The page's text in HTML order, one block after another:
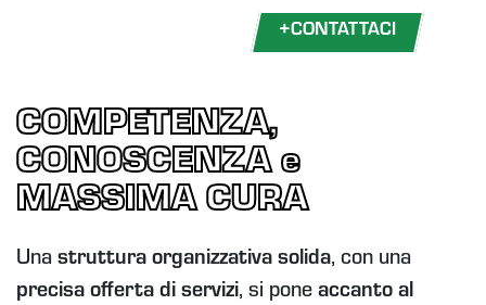
+CONTATTACI
COMPETENZA,
CONOSCENZA e
MASSIMA CURA
Una struttura organizzativa solida, con una
precisa offerta di servizi, si pone accanto al